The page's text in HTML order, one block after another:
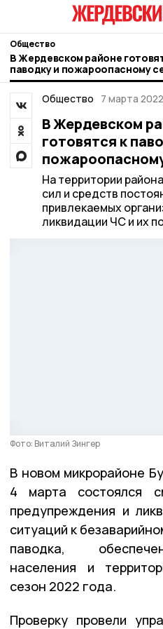
Общество
В Жердевском районе
паводку и пожароопасному
Общество 7 марта
В Жердевском
готовятся к
На территории
сил и средств
привлекаемых
ликвидации ЧС и их
Фото: Виталий Зингер
В новом микрорайоне
4 марта состоялся
предупреждения и
ситуаций к
паводка,
населения и
сезон 2022 года.
Проверку провели